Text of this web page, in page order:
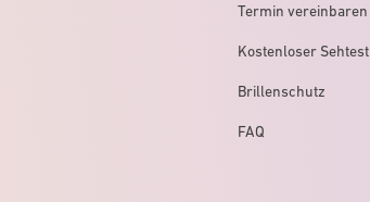
Termin vereinbaren
Kostenloser Sehtest
Brillenschutz
FAQ